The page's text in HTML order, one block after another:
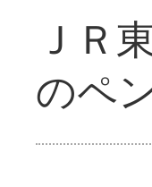
ＪＲ
のペ